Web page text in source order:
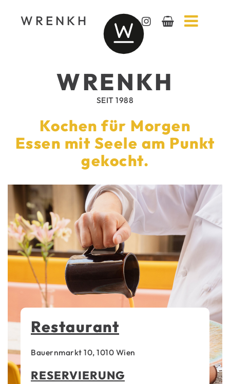
WRENKH
WRENKH
SEIT 1988
Kochen für Morgen
Essen mit Seele am Punkt
gekocht.
Restaurant
Bauernmarkt 10, 1010 Wien
RESERVIERUNG